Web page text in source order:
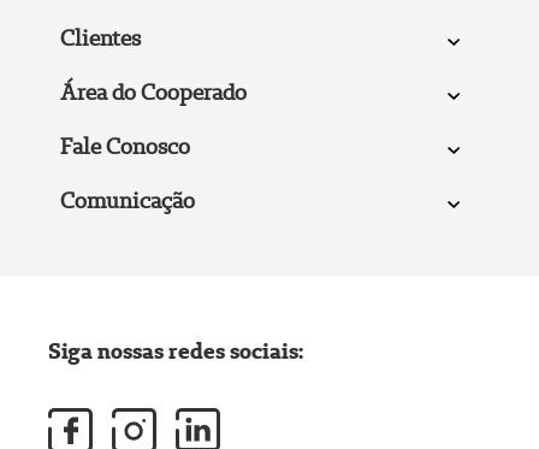
Clientes
Área do Cooperado
Fale Conosco
Comunicação
Siga nossas redes sociais: